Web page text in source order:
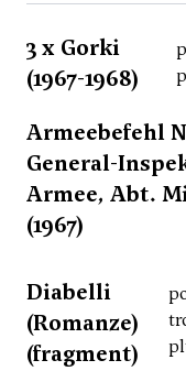
3 x Gorki
(1967-1968)
Armeebefehl
General-
Armee, Abt.
(1967)
Diabelli
(Romanze)
(fragment)